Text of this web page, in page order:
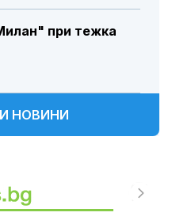
при тежка
НОВИНИ